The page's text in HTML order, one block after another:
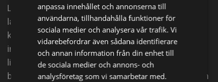
Leonard och Sheldon är briljanta fysiker – genier i
labbet men socialt inkompetenta överallt annars. Då
kommer den vackra och gatusmarta grannen Penny
in i bilden och försöker lära dem ett och annat om
livet. Idag: Raj riskerar att tvingas hem till Indien och
behöver ett jobb så desperat att han till och med kan
anpassa innehållet och annonserna till
användarna, tillhandahålla funktioner för
sociala medier och analysera vår trafik. Vi
vidarebefordrar även sådana identifierare
och annan information från din enhet till
de sociala medier och annons- och
analysföretag som vi samarbetar med.